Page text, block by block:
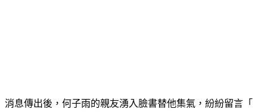
消息傳出後，何子雨的親友湧入臉書替他集氣，紛紛留言「